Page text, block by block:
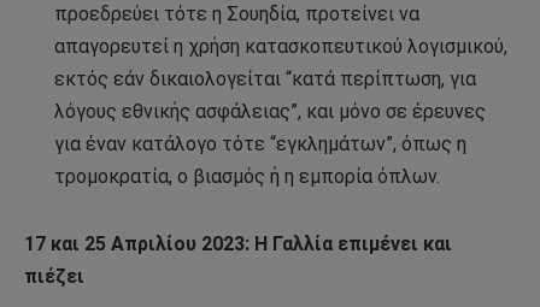
προεδρεύει τότε η Σουηδία, προτείνει να
απαγορευτεί η χρήση κατασκοπευτικού λογισμικού,
εκτός εάν δικαιολογείται “κατά περίπτωση, για
λόγους εθνικής ασφάλειας”, και μόνο σε έρευνες
για έναν κατάλογο τότε “εγκλημάτων”, όπως η
τρομοκρατία, ο βιασμός ή η εμπορία όπλων.
17 και 25 Απριλίου 2023: Η Γαλλία επιμένει και
πιέζει